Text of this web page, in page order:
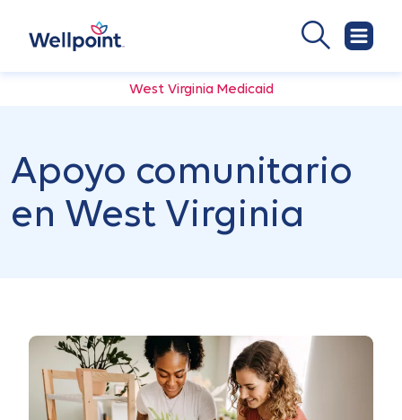
West Virginia Medicaid
Apoyo comunitario
en West Virginia